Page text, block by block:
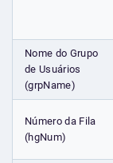
Nome do Grupo
de Usuários
(grpName)
Número da Fila
(hgNum)